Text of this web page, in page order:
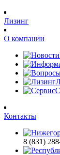
Лизинг
О компании
Контакты
8 (831)